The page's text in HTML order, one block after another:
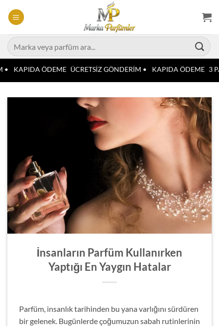
atla
Ara:
• KAPIDA ÖDEME ÜCRETSİZ GÖNDERİM • KAPIDA ÖDEME 3
İnsanların Parfüm Kullanırken
Yaptığı En Yaygın Hatalar
Parfüm, insanlık tarihinden bu yana varlığını sürdüren
bir gelenek. Bugünlerde çoğumuzun sabah rutinlerinin